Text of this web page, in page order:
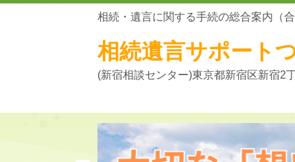
相続・遺言に関する手続の総合案内（
相続遺言サポート
(新宿相談センター)東京都新宿区新宿2